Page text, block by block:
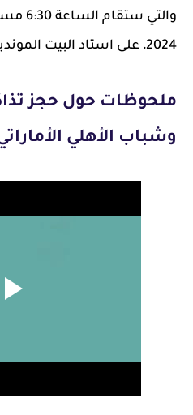
2024، على استاد البيت المونديالي.
ملحوظات حول حجز
وشباب الأهلي